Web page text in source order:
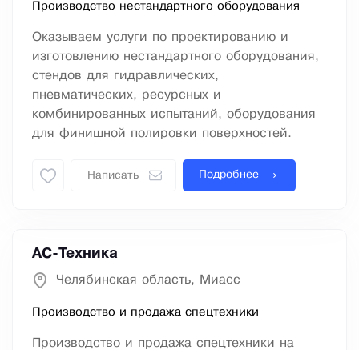
Производство нестандартного оборудования
Оказываем услуги по проектированию и
изготовлению нестандартного оборудования,
стендов для гидравлических,
пневматических, ресурсных и
комбинированных испытаний, оборудования
для финишной полировки поверхностей.
Написать Подробнее
АС-Техника
Челябинская область, Миасс
Производство и продажа спецтехники
Производство и продажа спецтехники на